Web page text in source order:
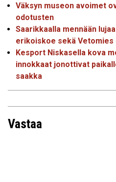
Väksyn museon avoimet
odotusten
Saarikkaalla mennään
erikoiskoe sekä Vetomies
Kesport Niskasella kova
innokkaat jonottivat
saakka
Vastaa